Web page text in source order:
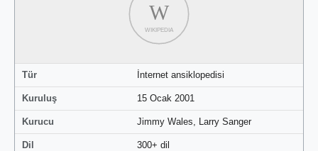
W
WIKIPEDIA
Tür İnternet ansiklopedisi
Kuruluş 15 Ocak 2001
Kurucu Jimmy Wales, Larry Sanger
Dil 300+ dil